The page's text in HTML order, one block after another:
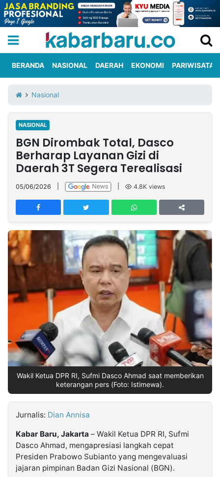
Iklan
Berita
Kami
Nasional
International
Olahraga
Entertainment
Daerah
Pariwisata
Kuliner
Kolom
Network
PT
TREETAN
INDONESIA
Partner
Insight
NTB
Suara
Time
Lens
IDN
Daily
Jogja
Jalan
Rakyat
Idealita
News
Kita
Notice
Dinamikapost.com
Radar
Baru
Seedbacklink
Kabarbaru
Kabarbaru.co
BERANDA NASIONAL DAERAH EKONOMI PARIWISATA
Nasional
NASIONAL
BGN Dirombak Total, Dasco
Berharap Layanan Gizi di
Daerah 3T Segera Terealisasi
05/06/2026 4.8K views
Wakil Ketua DPR RI, Sufmi Dasco Ahmad saat memberikan
keterangan pers (Foto: Istimewa).
Jurnalis: Dian Annisa
Kabar Baru, Jakarta – Wakil Ketua DPR RI, Sufmi
Dasco Ahmad, mengapresiasi langkah cepat
Presiden Prabowo Subianto yang mengevaluasi
jajaran pimpinan Badan Gizi Nasional (BGN).